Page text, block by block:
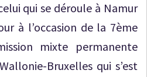
qui se déroule à Namur
à l’occasion de la 7ème
mixte permanente
Bruxelles qui s’est